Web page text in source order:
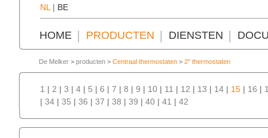
NL | BE
HOME PRODUCTEN DIENSTEN
De Melker > producten > Centraal thermostaten > 2" thermostaten
1 | 2 | 3 | 4 | 5 | 6 | 7 | 8 | 9 | 10 | 11 | 12 | 13 | 14 | 15 | 16 |
| 34 | 35 | 36 | 37 | 38 | 39 | 40 | 41 | 42